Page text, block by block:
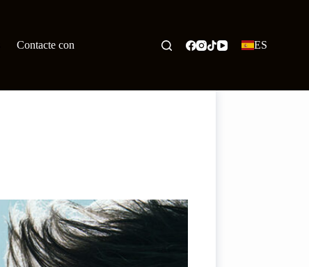
Contacte con ES